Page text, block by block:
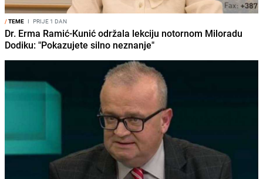
/TEME I PRIJE 1 DAN
Dr. Erma Ramić-Kunić održala lekciju notornom Miloradu
Dodiku: "Pokazujete silno neznanje"